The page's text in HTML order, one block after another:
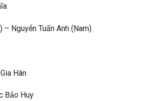
– Nguyễn Tuấn Anh (Nam)
Hân
Bảo Huy